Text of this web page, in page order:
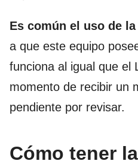
Es común el uso de
a que este equipo
funciona al igual que el
momento de recibir un
pendiente por revisar.
Cómo tener